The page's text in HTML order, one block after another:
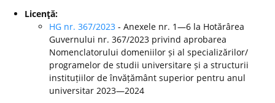
Licenţă:
HG nr. 367/2023 - Anexele nr. 1—6 la Hotărârea
Guvernului nr. 367/2023 privind aprobarea
Nomenclatorului domeniilor și al specializărilor/
programelor de studii universitare și a structurii
instituțiilor de învățământ superior pentru anul
universitar 2023—2024